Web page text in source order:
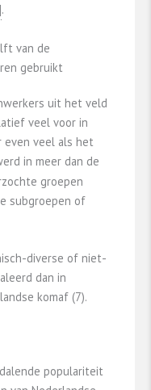
.
van de
gebruikt
uit het veld
veel voor in
even veel als het
in meer dan de
groepen
subgroepen of
diverse of niet-
dan in
komaf (7).
populariteit